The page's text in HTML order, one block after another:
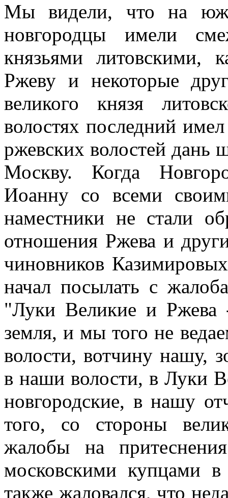
Мы видели, что на
новгородцы имели
князьями литовскими,
Ржеву и некоторые
великого князя
волостях последний
ржевских волостей дань
Москву. Когда
Иоанну со всеми
наместники не стали
отношения Ржева и
чиновников
начал посылать с
"Луки Великие и Ржева
земля, и мы того не
волости, вотчину нашу,
в наши волости, в Луки
новгородские, в нашу
того, со стороны
жалобы на
московскими купцами в
также жаловался, что